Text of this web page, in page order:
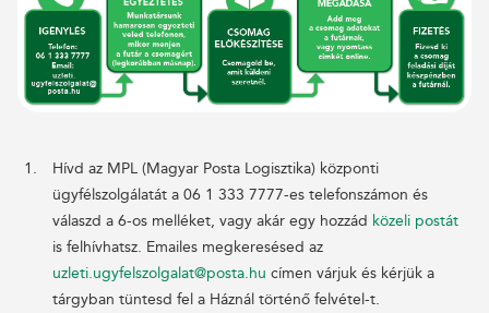
Hívd az MPL (Magyar Posta Logisztika) központi
ügyfélszolgálatát a 06 1 333 7777-es telefonszámon és
válaszd a 6-os melléket, vagy akár egy hozzád közeli postát
is felhívhatsz. Emailes megkeresésed az
uzleti.ugyfelszolgalat@posta.hu címen várjuk és kérjük a
tárgyban tüntesd fel a Háznál történő felvétel-t.